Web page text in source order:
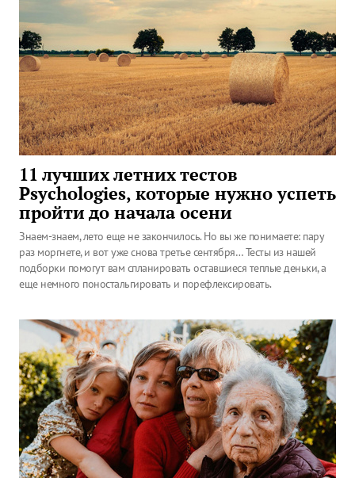
11 лучших летних тестов
Psychologies, которые нужно успеть
пройти до начала осени
Знаем-знаем, лето еще не закончилось. Но вы же понимаете: пару
раз моргнете, и вот уже снова третье сентября… Тесты из нашей
подборки помогут вам спланировать оставшиеся теплые деньки, а
еще немного поностальгировать и порефлексировать.